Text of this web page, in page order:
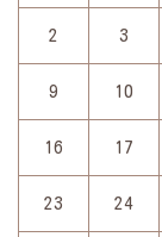
2 3
9 10
16 17
23 24